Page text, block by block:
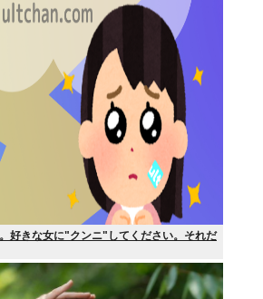
好きな女に"クンニ"してください。それだ